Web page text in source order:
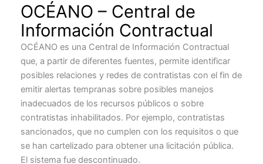
OCÉANO – Central de
Información Contractual
OCÉANO es una Central de Información Contractual
que, a partir de diferentes fuentes, permite identificar
posibles relaciones y redes de contratistas con el fin de
emitir alertas tempranas sobre posibles manejos
inadecuados de los recursos públicos o sobre
contratistas inhabilitados. Por ejemplo, contratistas
sancionados, que no cumplen con los requisitos o que
se han cartelizado para obtener una licitación pública.
El sistema fue descontinuado.